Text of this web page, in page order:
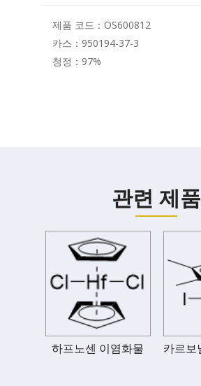
제품 코드： OS600812
카스： 950194-37-3
청정： 97%
관련 제품
하프노센 이염화물